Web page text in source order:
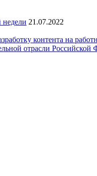
недели 21.07.2022
контента на
отрасли Российской